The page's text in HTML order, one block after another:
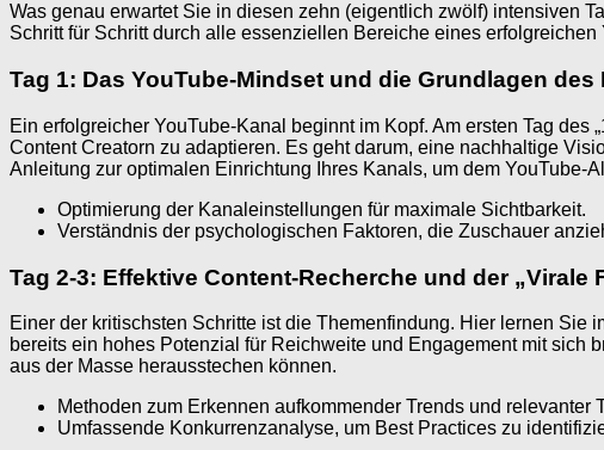
Was genau erwartet Sie in diesen zehn (eigentlich zwölf) intensiven
Schritt für Schritt durch alle essenziellen Bereiche eines erfolgreichen
Tag 1: Das YouTube-Mindset und die Grundlagen des
Ein erfolgreicher YouTube-Kanal beginnt im Kopf. Am ersten Tag
Content Creatorn zu adaptieren. Es geht darum, eine nachhaltige
Anleitung zur optimalen Einrichtung Ihres Kanals, um dem YouTube-
Optimierung der Kanaleinstellungen für maximale Sichtbarkeit.
Verständnis der psychologischen Faktoren, die Zuschauer
Tag 2-3: Effektive Content-Recherche und der „Virale
Einer der kritischsten Schritte ist die Themenfindung. Hier lernen Sie
bereits ein hohes Potenzial für Reichweite und Engagement mit sich
aus der Masse herausstechen können.
Methoden zum Erkennen aufkommender Trends und relevanter
Umfassende Konkurrenzanalyse, um Best Practices zu